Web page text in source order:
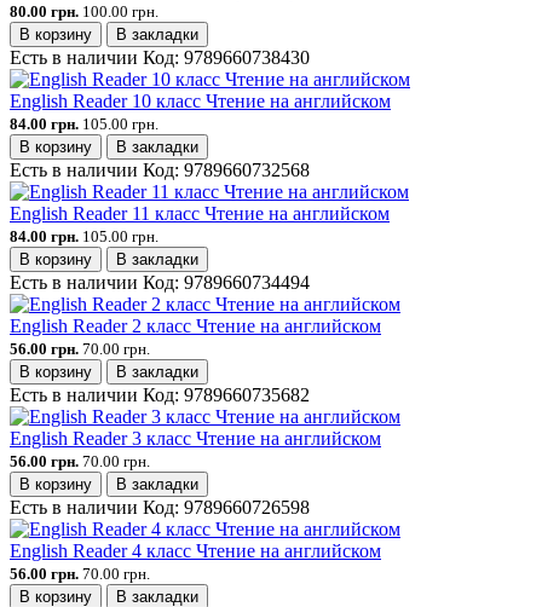
80.00 грн. 100.00 грн.
В корзину
В закладки
Есть в наличии Код: 9789660738430
English Reader 10 класс Чтение на английском
84.00 грн. 105.00 грн.
В корзину
В закладки
Есть в наличии Код: 9789660732568
English Reader 11 класс Чтение на английском
84.00 грн. 105.00 грн.
В корзину
В закладки
Есть в наличии Код: 9789660734494
English Reader 2 класс Чтение на английском
56.00 грн. 70.00 грн.
В корзину
В закладки
Есть в наличии Код: 9789660735682
English Reader 3 класс Чтение на английском
56.00 грн. 70.00 грн.
В корзину
В закладки
Есть в наличии Код: 9789660726598
English Reader 4 класс Чтение на английском
56.00 грн. 70.00 грн.
В корзину
В закладки